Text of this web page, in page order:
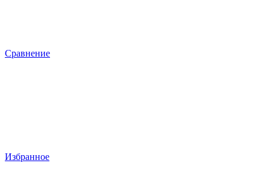
Сравнение
Избранное